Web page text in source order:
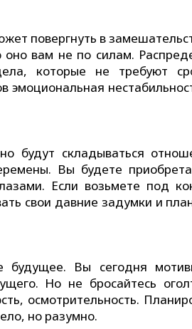
повергнуть в
вам не по силам.
которые не требуют
эмоциональная
будут складываться
Вы будете
Если возьмете под
свои давние задумки и
Вы сегодня
Но не бросайтесь
осмотрительность.
но разумно.